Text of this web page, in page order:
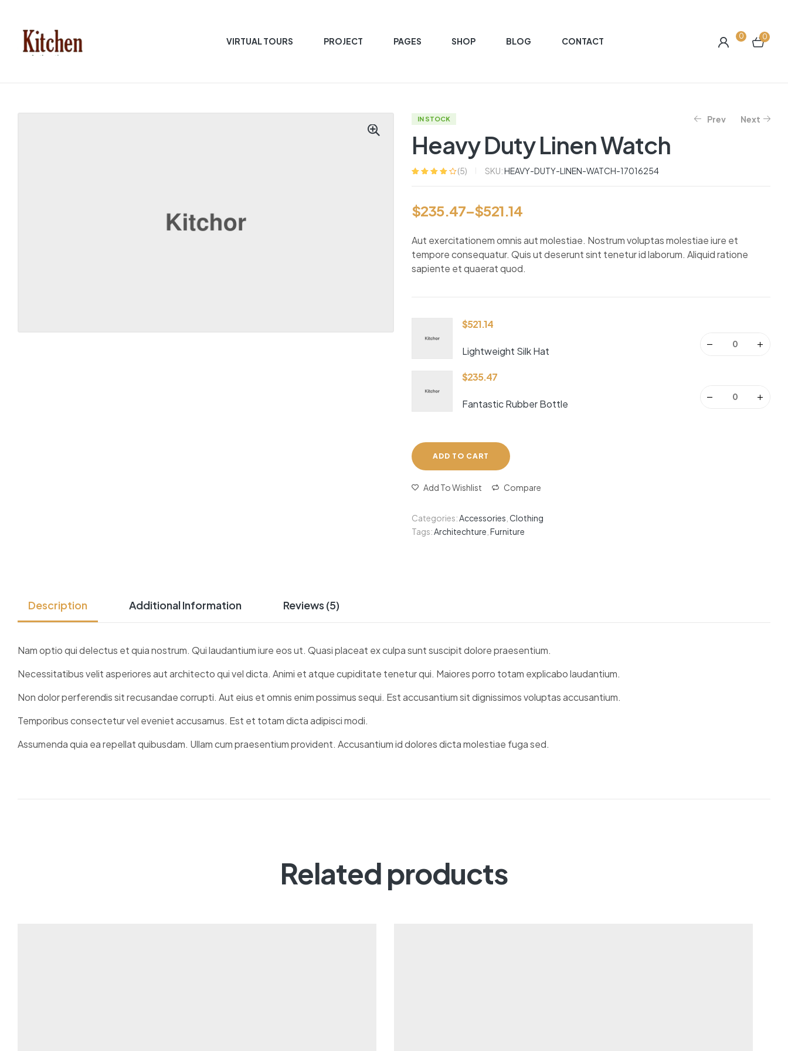
VIRTUAL TOURS PROJECT PAGES SHOP BLOG CONTACT 0 0
AVAILABILITY:
IN STOCK Prev Next
Heavy Duty Linen Watch
customer
ratings
(5) SKU:HEAVY-DUTY-LINEN-WATCH-17016254
$235.47–$521.14
Aut exercitationem omnis aut molestiae. Nostrum voluptas molestiae iure et
tempore consequatur. Quis ut deserunt sint tenetur id laborum. Aliquid ratione
sapiente et quaerat quod.
$521.14
Lightweight Silk Hat
$235.47
Fantastic Rubber Bottle
ADD TO CART
Add To Wishlist Compare
Categories:Accessories Clothing
Tags:Architechture Furniture
Description Additional Information Reviews (5)
Nam optio qui delectus et quia nostrum. Qui laudantium iure eos ut. Quasi placeat ex culpa sunt suscipit dolore praesentium.
Necessitatibus velit asperiores aut architecto qui vel dicta. Animi et atque cupiditate tenetur qui. Maiores porro totam explicabo laudantium.
Non dolor perferendis sit recusandae corrupti. Aut eius et omnis enim possimus sequi. Est accusantium sit dignissimos voluptas accusantium.
Temporibus consectetur vel eveniet accusamus. Est et totam dicta adipisci modi.
Assumenda quia ea repellat quibusdam. Ullam cum praesentium provident. Accusantium id dolores dicta molestiae fuga sed.
Related products